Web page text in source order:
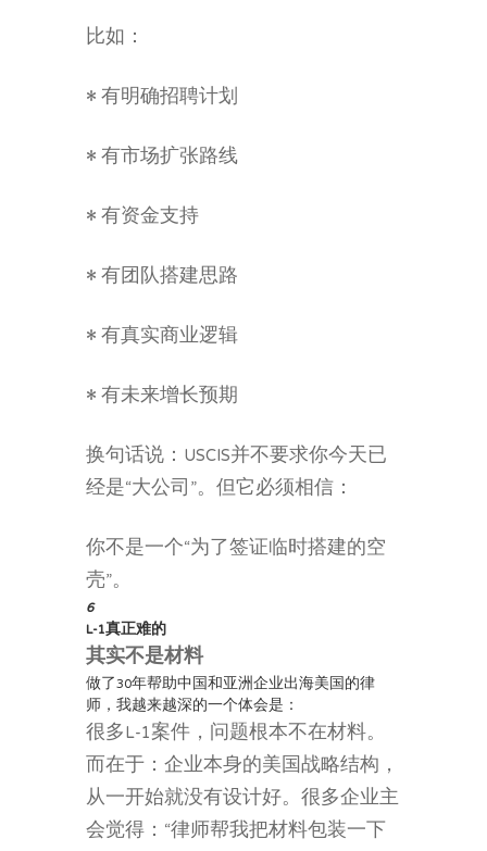
比如：
• 有明确招聘计划
• 有市场扩张路线
• 有资金支持
• 有团队搭建思路
• 有真实商业逻辑
• 有未来增长预期
换句话说：USCIS并不要求你今天已
经是“大公司”。但它必须相信：
你不是一个“为了签证临时搭建的空
壳”。
6
L-1真正难的
其实不是材料
做了30年帮助中国和亚洲企业出海美国的律
师，我越来越深的一个体会是：
很多L-1案件，问题根本不在材料。
而在于：企业本身的美国战略结构，
从一开始就没有设计好。很多企业主
会觉得：“律师帮我把材料包装一下